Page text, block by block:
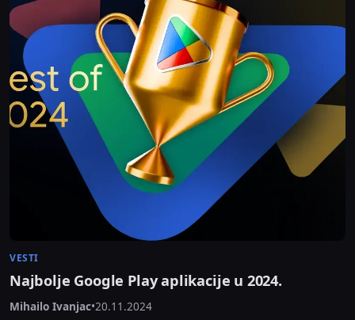
VESTI
Najbolje Google Play aplikacije u 2024.
Mihailo Ivanjac•20.11.2024